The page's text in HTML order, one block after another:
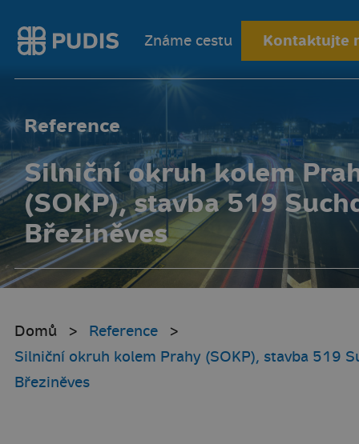
Známe cestu Kontaktujte
Reference
Silniční okruh kolem
(SOKP), stavba 519
Březiněves
Domů
Reference
Silniční okruh kolem Prahy (SOKP), stavba 519
Březiněves